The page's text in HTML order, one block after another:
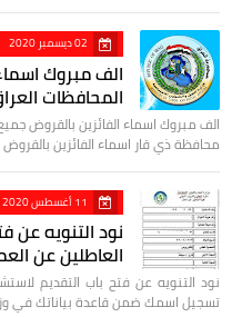
02 ديسمبر 2020
الف مبروك
المحافظات
الف مبروك اسماء الفائزين بالقروض
محافظة ذي قار اسماء الفائزين
11 أغسطس 2020
نود التنويه عن
العاطلين عن
نود التنويه عن فتح باب التقديم
تسجيل اسمك ضمن قاعدة بياناتك في